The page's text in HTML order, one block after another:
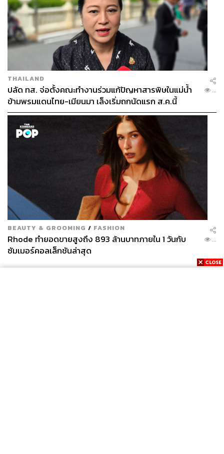
THAILAND
ปลัด ทส. จ่อตั้งคณะทำงานร่วมแก้ปัญหาสารพิษในแม่น้ำ
ข้ามพรมแดนไทย-เมียนมา เล็งเริ่มถกนัดแรก ส.ค.นี้
...
BEAUTY & GROOMING / FASHION
Rhode ทำยอดขายสูงถึง 893 ล้านบาทภายใน 1 วันกับ
ซัมเมอร์คอลเล็กชันล่าสุด
...